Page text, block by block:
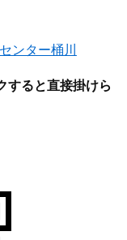
ンター桶川
すると直接掛けら